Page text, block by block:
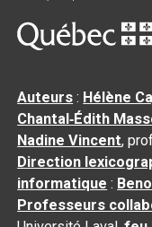
Auteurs : Hélène
Chantal‑Édith
Nadine Vincent,
Direction
informatique :
Professeurs